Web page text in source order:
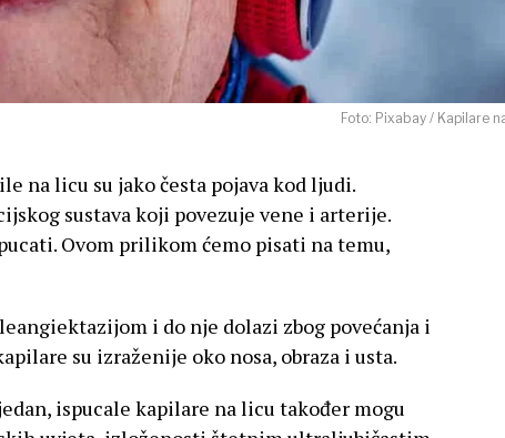
Foto: Pixabay / Kapilare
na licu su jako česta pojava kod ljudi.
sustava koji povezuje vene i arterije.
Ovom prilikom ćemo pisati na temu,
i do nje dolazi zbog povećanja i
su izraženije oko nosa, obraza i usta.
ispucale kapilare na licu također mogu